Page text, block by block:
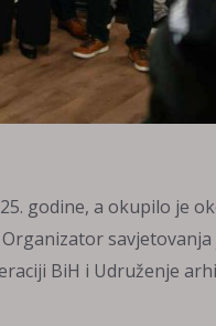
godine, a okupilo je
savjetovanja
BiH i Udruženje